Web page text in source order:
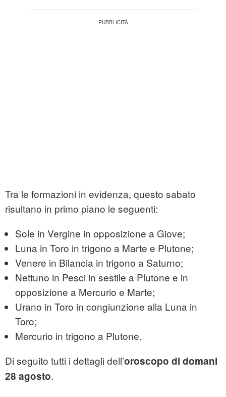
Tra le formazioni in evidenza, questo sabato
risultano in primo piano le seguenti:
Sole in Vergine in opposizione a Giove;
Luna in Toro in trigono a Marte e Plutone;
Venere in Bilancia in trigono a Saturno;
Nettuno in Pesci in sestile a Plutone e in
opposizione a Mercurio e Marte;
Urano in Toro in congiunzione alla Luna in
Toro;
Mercurio in trigono a Plutone.
Di seguito tutti i dettagli dell’oroscopo di domani
28 agosto.